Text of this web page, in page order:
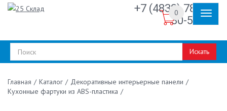
+7 (4832) 78-
30-50
Искать
0
Главная / Каталог / Декоративные интерьерные панели /
Кухонные фартуки из ABS-пластика /